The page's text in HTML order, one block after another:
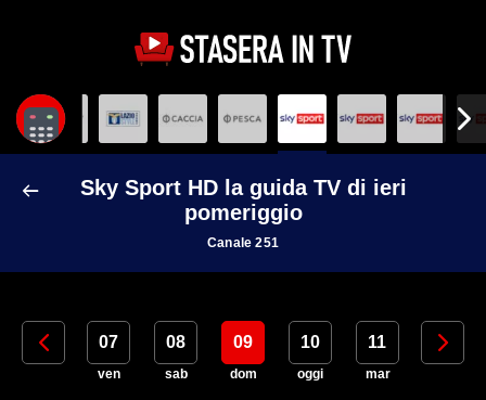
Sky Sport HD la guida TV di ieri
pomeriggio
Canale 251
06 07
ven
08
sab
09
dom
10
oggi
11
mar
12